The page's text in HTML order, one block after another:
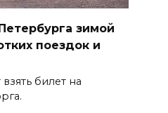
зимой
поездок и
билет на